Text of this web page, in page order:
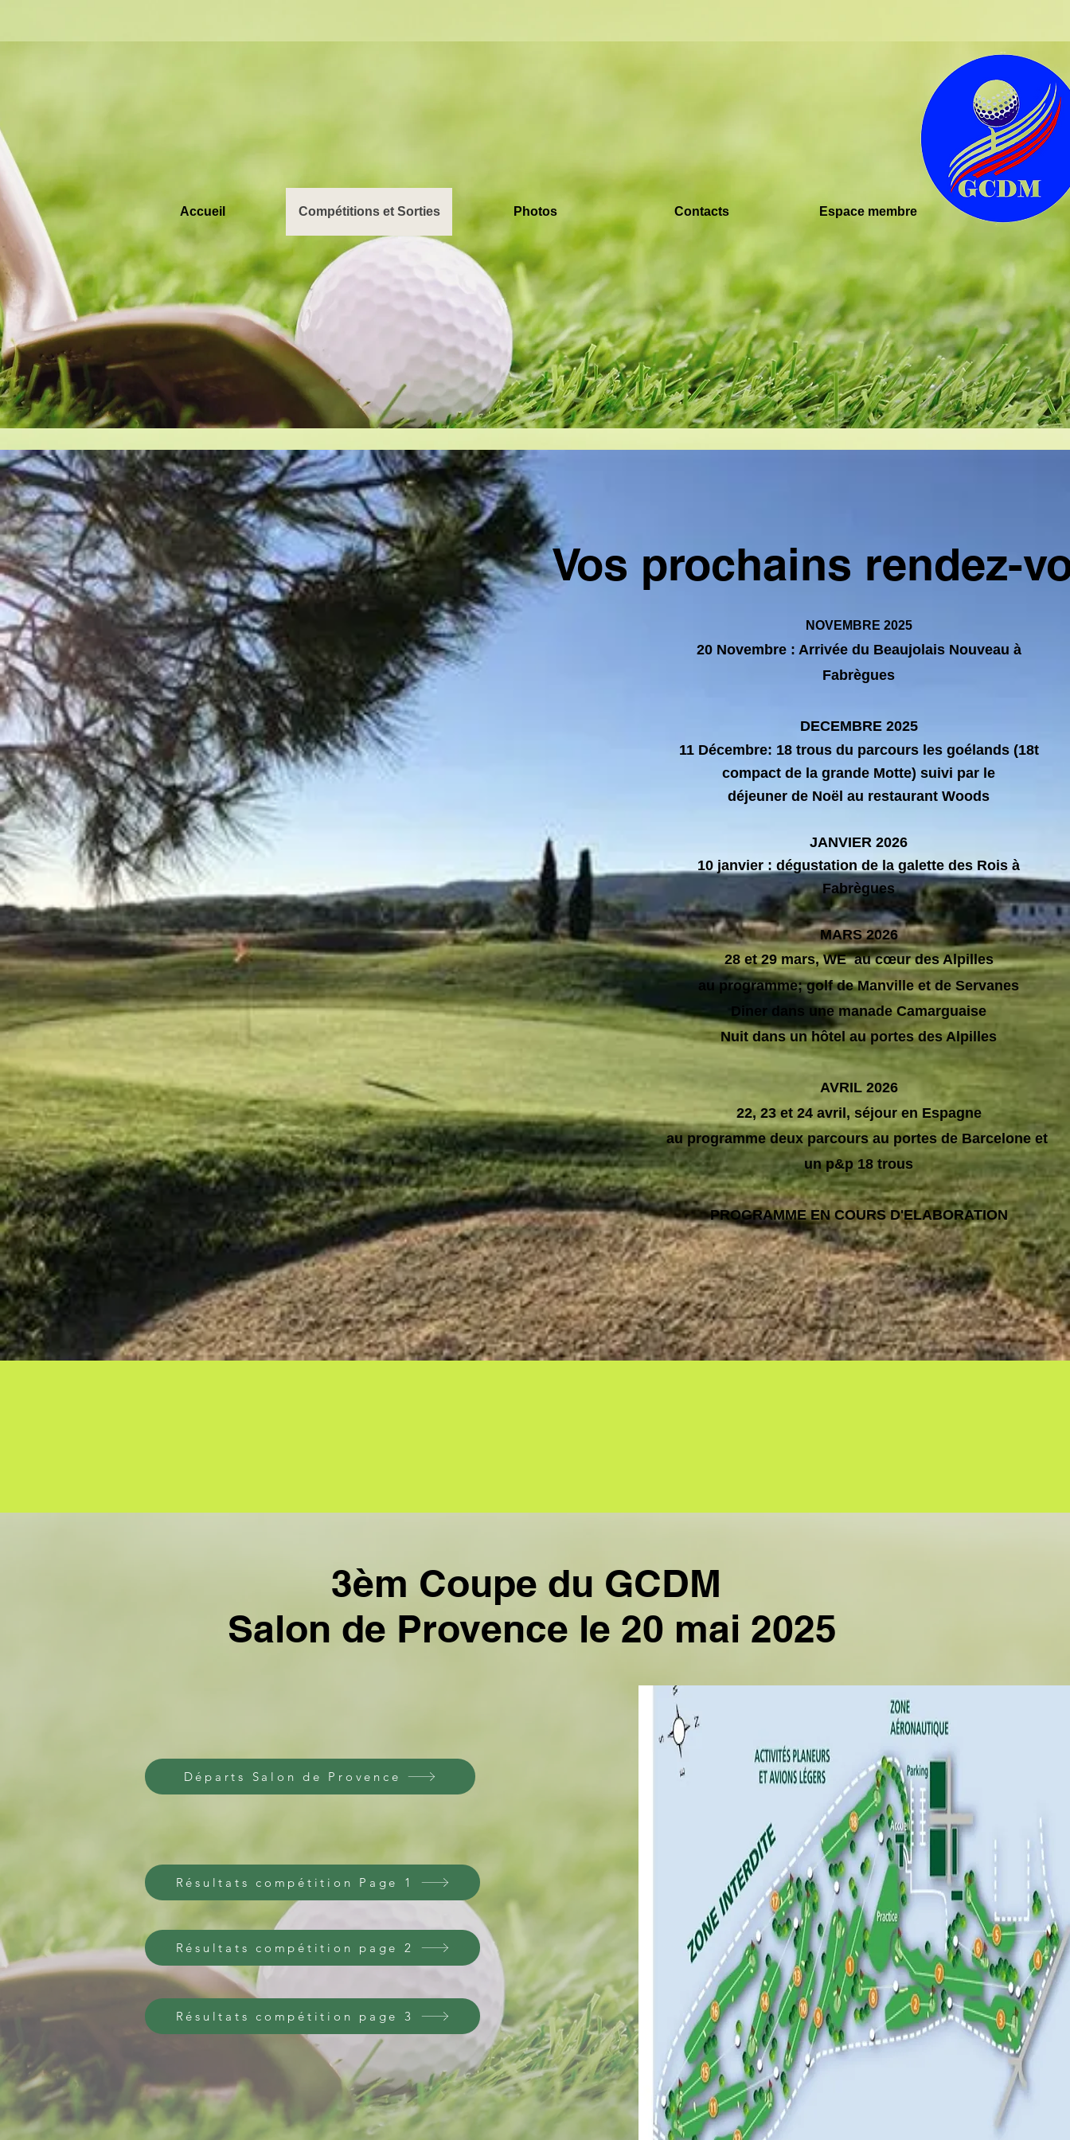
Accueil Compétitions et Sorties Photos Contacts Espace membre
Vos prochains rendez-
NOVEMBRE 2025
20 Novembre : Arrivée du Beaujolais Nouveau à
Fabrègues
DECEMBRE 2025
11 Décembre: 18 trous du parcours les goélands (18t
compact de la grande Motte) suivi par le
déjeuner de Noël au restaurant Woods
JANVIER 2026
10 janvier : dégustation de la galette des Rois à
Fabrègues
MARS 2026
28 et 29 mars, ​WE au cœur des Alpilles
au programme; golf de Manville et de Servanes
Diner dans une manade Camarguaise
Nuit dans un hôtel au portes des Alpilles
AVRIL 2026​
22, 23 et 24 avril, séjour en Espagne
au programme deux parcours au portes de Barcelone et
un p&p 18 trous
PROGRAMME EN COURS D'ELABORATION
3èm Coupe du GCDM
Salon de Provence le 20 mai 2025
Départs Salon de Provence
Résultats compétition Page 1
Résultats compétition page 2
Résultats compétition page 3